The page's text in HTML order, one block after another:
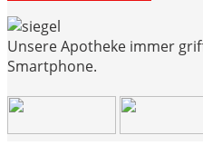
Unsere Apotheke immer
Smartphone.